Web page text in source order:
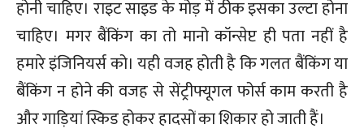
होनी चाहिए। राइट साइड के मोड़ में ठीक इसका उल्टा होना
चाहिए। मगर बैंकिंग का तो मानो कॉन्सेप्ट ही पता नहीं है
हमारे इंजिनियर्स को। यही वजह होती है कि गलत बैंकिंग या
बैंकिंग न होने की वजह से सेंट्रीफ्यूगल फोर्स काम करती है
और गाड़ियां स्किड होकर हादसों का शिकार हो जाती हैं।